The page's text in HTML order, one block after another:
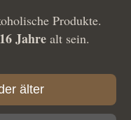
Produkte.
16 Jahrealt sein.
älter